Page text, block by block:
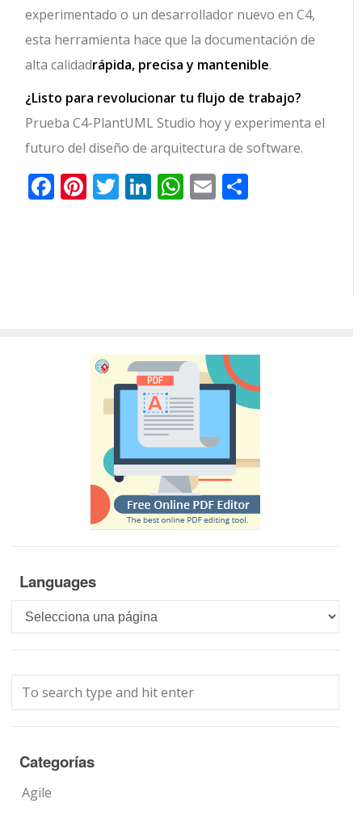
experimentado o un desarrollador nuevo en C4,
esta herramienta hace que la documentación de
alta calidadrápida, precisa y mantenible.
¿Listo para revolucionar tu flujo de trabajo?
Prueba C4-PlantUML Studio hoy y experimenta el
futuro del diseño de arquitectura de software.
Facebook
Pinterest
Twitter
LinkedIn
WhatsApp
Email
Languages
Languages
Categorías
Agile